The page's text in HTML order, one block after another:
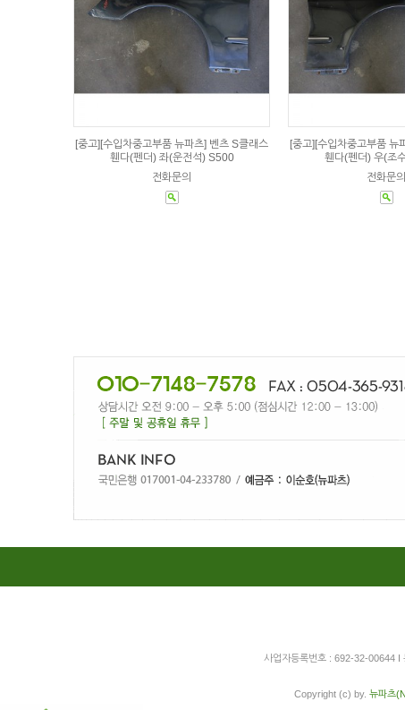
[중고][수입차중고부품 뉴파츠] 벤츠 S클래스
휀다(펜더) 좌(운전석) S500
전화문의
[중고][수입차중고부품 뉴
휀다(펜더) 우(조
전화문의
사업자등록번호 : 692-32-00644 I
Copyright (c) by. 뉴파츠